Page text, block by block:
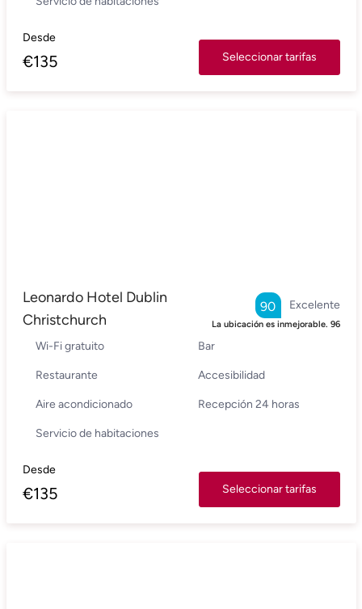
Desde
€135 Seleccionar tarifas
Leonardo Hotel Dublin
Christchurch
Excelente
90
La ubicación es inmejorable. 96
Wi-Fi gratuito Bar
Restaurante Accesibilidad
Aire acondicionado Recepción 24 horas
Servicio de habitaciones
Desde
€135 Seleccionar tarifas